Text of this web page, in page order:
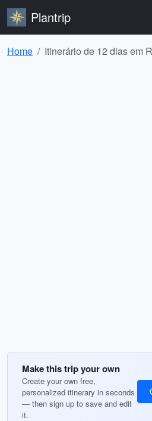
Plantrip
Home Itinerário de 12 dias em
Make this trip your own
Create your own free,
personalized itinerary in seconds
— then sign up to save and edit
it.